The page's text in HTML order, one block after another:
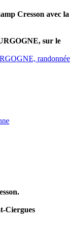
Cresson avec la
sur le
randonnée
Ciergues